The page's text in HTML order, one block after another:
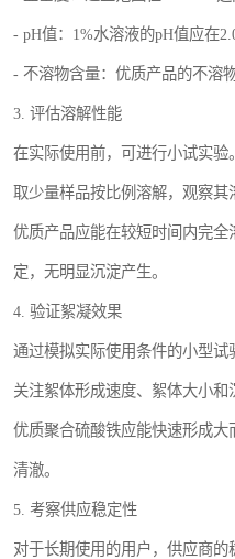
- pH值：1%水溶液的pH值应在
- 不溶物含量：优质产品的不溶
3. 评估溶解性能
在实际使用前，可进行小试实验。
取少量样品按比例溶解，观察其
优质产品应能在较短时间内完
定，无明显沉淀产生。
4. 验证絮凝效果
通过模拟实际使用条件的小型试
关注絮体形成速度、絮体大小和
优质聚合硫酸铁应能快速形成
清澈。
5. 考察供应稳定性
对于长期使用的用户，供应商的